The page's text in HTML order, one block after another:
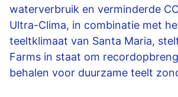
waterverbruik en verminderde
Ultra-Clima, in combinatie met
teeltklimaat van Santa Maria,
Farms in staat om
behalen voor duurzame teelt